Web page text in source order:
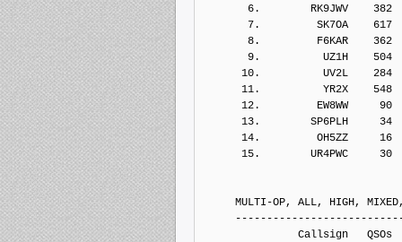
6.        RK9JWV    382
7.         SK7OA    617
8.         F6KAR    362
9.          UZ1H    504
10.          UV2L    284
11.          YR2X    548
12.         EW8WW     90
13.        SP6PLH     34
14.         OH5ZZ     16
15.        UR4PWC     30
MULTI-OP, ALL, HIGH, MIXED,
Callsign   QSOs  Points